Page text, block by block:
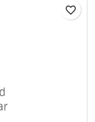
favorite_border